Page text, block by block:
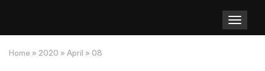
Toggle
navigation
Home » 2020 » April » 08